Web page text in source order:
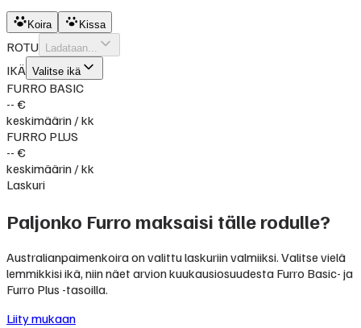
Koira Kissa
ROTU Ladataan...
IKÄ Valitse ikä
FURRO BASIC
-- €
keskimäärin / kk
FURRO PLUS
-- €
keskimäärin / kk
Laskuri
Paljonko Furro maksaisi tälle rodulle?
Australianpaimenkoira on valittu laskuriin valmiiksi. Valitse vielä
lemmikkisi ikä, niin näet arvion kuukausiosuudesta Furro Basic- ja
Furro Plus -tasoilla.
Liity mukaan